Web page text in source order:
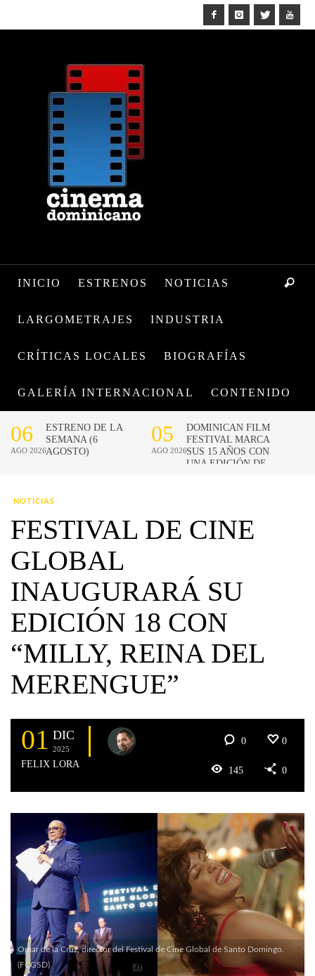
INICIO ESTRENOS NOTICIAS
LARGOMETRAJES INDUSTRIA
CRÍTICAS LOCALES BIOGRAFÍAS
GALERÍA INTERNACIONAL CONTENIDO
NOTICIAS
FESTIVAL DE CINE
GLOBAL
INAUGURARÁ SU
EDICIÓN 18 CON
“MILLY, REINA DEL
MERENGUE”
01 DIC
2025
FELIX LORA
0 0
145 0
Omar de la Cruz, director del Festival de Cine Global de Santo Domingo.
(FCGSD)